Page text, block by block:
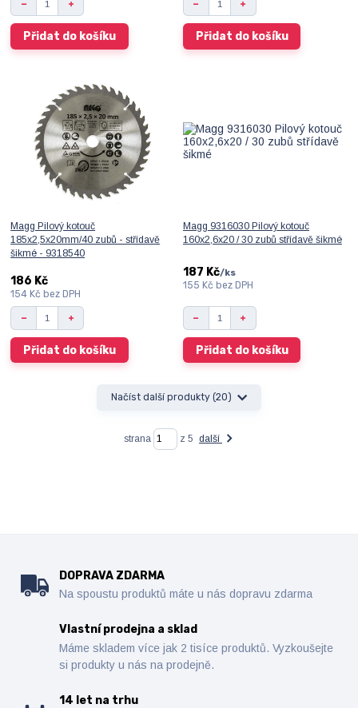
Přidat do košíku Přidat do košíku
Magg Pilový kotouč
185x2,5x20mm/40 zubů - střídavě
šikmé - 9318540
186 Kč
154 Kč bez DPH
Přidat do košíku
Magg 9316030 Pilový kotouč
160x2,6x20 / 30 zubů střídavě šikmé
187 Kč/ks
155 Kč bez DPH
Přidat do košíku
Načíst další produkty (20)
strana z 5 další
DOPRAVA ZDARMA
Na spoustu produktů máte u nás dopravu zdarma
Vlastní prodejna a sklad
Máme skladem více jak 2 tisíce produktů. Vyzkoušejte
si produkty u nás na prodejně.
14 let na trhu